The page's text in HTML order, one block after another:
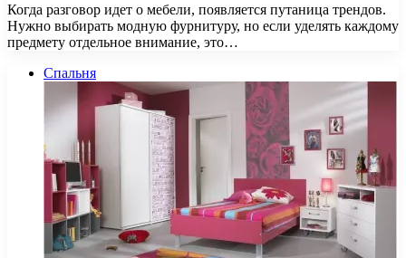
Когда разговор идет о мебели, появляется путаница трендов.
Нужно выбирать модную фурнитуру, но если уделять каждому
предмету отдельное внимание, это…
Спальня